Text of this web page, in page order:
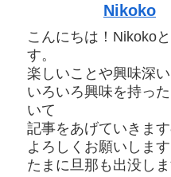
Nikoko
こんにちは！Nikoko
す。
楽しいことや興味深い
いろいろ興味を持っ
いて
記事をあげていきま
よろしくお願いします
たまに旦那も出没しま